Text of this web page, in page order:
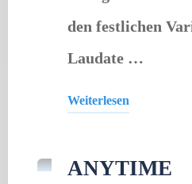
den festlichen
Laudate …
Weiterlesen
München"
ANYTIME